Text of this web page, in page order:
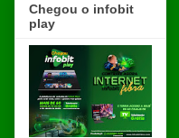
Chegou o infobit
play